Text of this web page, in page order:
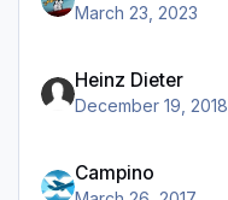
March 23, 2023
Heinz Dieter
December 19, 2018
Campino